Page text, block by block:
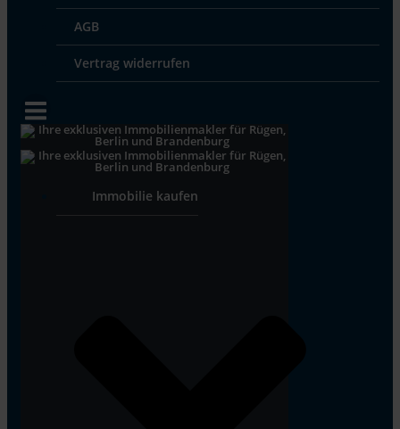
AGB
Vertrag widerrufen
Immobilie kaufen